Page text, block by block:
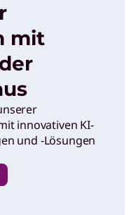
mit
innovativen KI-
und -Lösungen